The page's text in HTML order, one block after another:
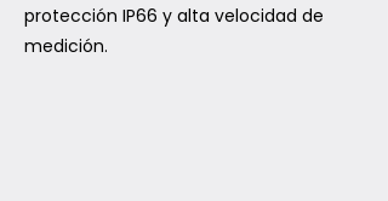
protección IP66 y alta velocidad de
medición.